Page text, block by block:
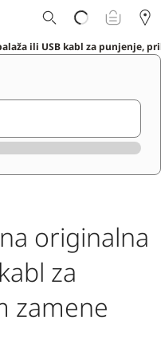
ili USB kabl za punjenje,
originalna
za
zamene